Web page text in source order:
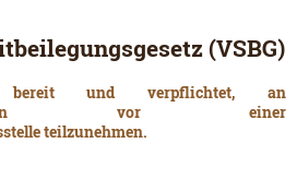
(VSBG)
und verpflichtet, an
vor einer
teilzunehmen.